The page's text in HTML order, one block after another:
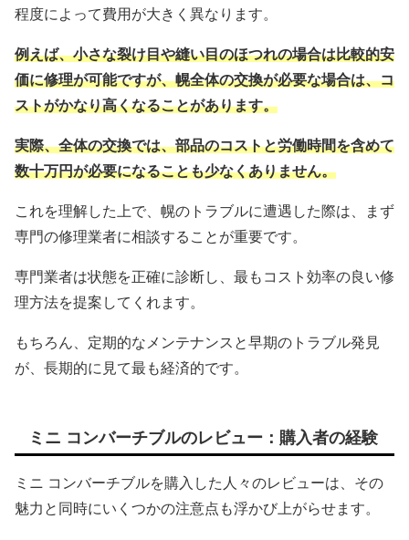
程度によって費用が大きく異なります。
例えば、小さな裂け目や縫い目のほつれの場合は比較的安
価に修理が可能ですが、幌全体の交換が必要な場合は、コ
ストがかなり高くなることがあります。
実際、全体の交換では、部品のコストと労働時間を含めて
数十万円が必要になることも少なくありません。
これを理解した上で、幌のトラブルに遭遇した際は、まず
専門の修理業者に相談することが重要です。
専門業者は状態を正確に診断し、最もコスト効率の良い修
理方法を提案してくれます。
もちろん、定期的なメンテナンスと早期のトラブル発見
が、長期的に見て最も経済的です。
ミニ コンバーチブルのレビュー：購入者の経験
ミニ コンバーチブルを購入した人々のレビューは、その
魅力と同時にいくつかの注意点も浮かび上がらせます。